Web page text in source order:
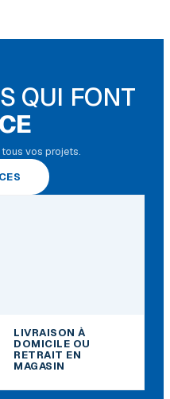
QUI FONT
vos projets.
LIVRAISON À
DOMICILE OU
RETRAIT EN
MAGASIN